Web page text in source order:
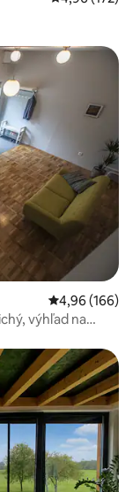
Priemerné
4,96 (166)
výhľad na